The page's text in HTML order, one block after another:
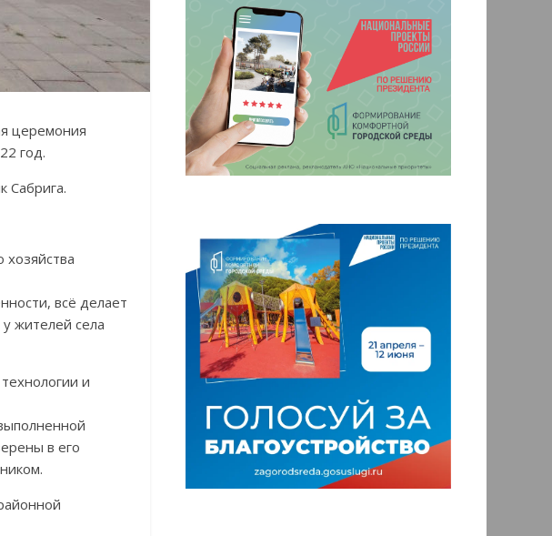
церемония
год.
Сабрига.
всё делает
жителей села
и
в его